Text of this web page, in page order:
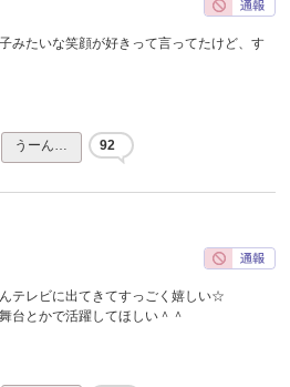
みたいな笑顔が好きって言ってたけど、す
うーん… 92
テレビに出てきてすっごく嬉しい☆
台とかで活躍してほしい＾＾